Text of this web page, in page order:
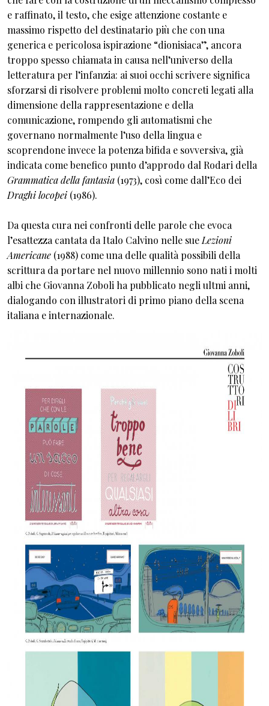
e raffinato, il testo, che esige attenzione costante e
massimo rispetto del destinatario più che con una
generica e pericolosa ispirazione “dionisiaca”, ancora
troppo spesso chiamata in causa nell’universo della
letteratura per l’infanzia: ai suoi occhi scrivere significa
sforzarsi di risolvere problemi molto concreti legati alla
dimensione della rappresentazione e della
comunicazione, rompendo gli automatismi che
governano normalmente l’uso della lingua e
scoprendone invece la potenza bifida e sovversiva, già
indicata come benefico punto d’approdo dal Rodari della
Grammatica della fantasia (1973), così come dall’Eco dei
Draghi locopei (1986).
Da questa cura nei confronti delle parole che evoca
l’esattezza cantata da Italo Calvino nelle sue Lezioni
Americane (1988) come una delle qualità possibili della
scrittura da portare nel nuovo millennio sono nati i molti
albi che Giovanna Zoboli ha pubblicato negli ultmi anni,
dialogando con illustratori di primo piano della scena
italiana e internazionale.